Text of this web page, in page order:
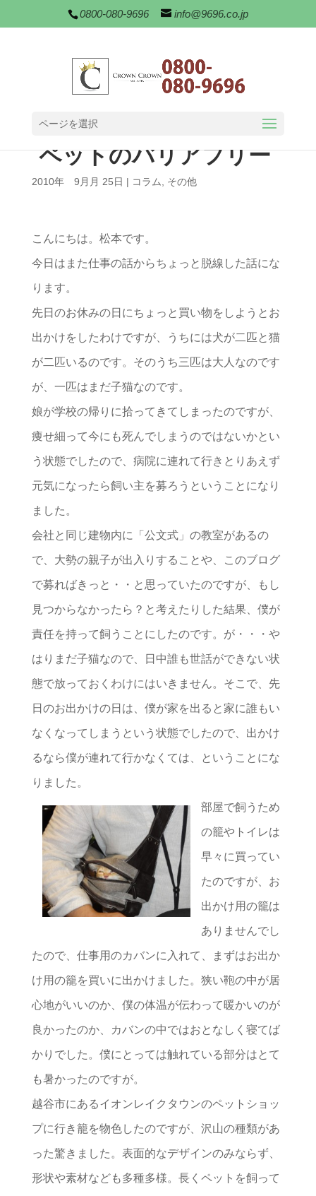
0800-080-9696 info@9696.co.jp
ページを選択
ペットのバリアフリー
2010年 9月月 25日 | コラム その他
こんにちは。松本です。
今日はまた仕事の話からちょっと脱線した話にな
ります。
先日のお休みの日にちょっと買い物をしようとお
出かけをしたわけですが、うちには犬が二匹と猫
が二匹いるのです。そのうち三匹は大人なのです
が、一匹はまだ子猫なのです。
娘が学校の帰りに拾ってきてしまったのですが、
痩せ細って今にも死んでしまうのではないかとい
う状態でしたので、病院に連れて行きとりあえず
元気になったら飼い主を募ろうということになり
ました。
会社と同じ建物内に「公文式」の教室があるの
で、大勢の親子が出入りすることや、このブログ
で募ればきっと・・と思っていたのですが、もし
見つからなかったら？と考えたりした結果、僕が
責任を持って飼うことにしたのです。が・・・や
はりまだ子猫なので、日中誰も世話ができない状
態で放っておくわけにはいきません。そこで、先
日のお出かけの日は、僕が家を出ると家に誰もい
なくなってしまうという状態でしたので、出かけ
るなら僕が連れて行かなくては、ということにな
りました。
部屋で飼うため
の籠やトイレは
早々に買ってい
たのですが、お
出かけ用の籠は
ありませんでし
たので、仕事用のカバンに入れて、まずはお出か
け用の籠を買いに出かけました。狭い鞄の中が居
心地がいいのか、僕の体温が伝わって暖かいのが
良かったのか、カバンの中ではおとなしく寝てば
かりでした。僕にとっては触れている部分はとて
も暑かったのですが。
越谷市にあるイオンレイクタウンのペットショッ
プに行き籠を物色したのですが、沢山の種類があ
った驚きました。表面的なデザインのみならず、
形状や素材なども多種多様。長くペットを飼って